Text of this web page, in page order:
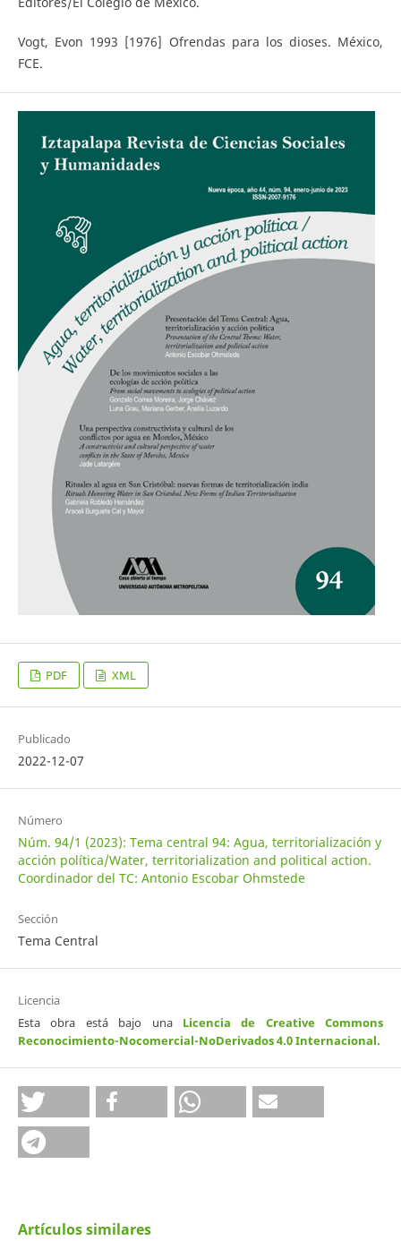
Vogt, Evon 1993 [1976] Ofrendas para los dioses. México,
FCE.
PDF XML
Publicado
2022-12-07
Número
Núm. 94/1 (2023): Tema central 94: Agua, territorialización y
acción política/Water, territorialization and political action.
Coordinador del TC: Antonio Escobar Ohmstede
Sección
Tema Central
Licencia
Esta obra está bajo una Licencia de Creative Commons
Reconocimiento-Nocomercial-NoDerivados 4.0 Internacional.
Artículos similares